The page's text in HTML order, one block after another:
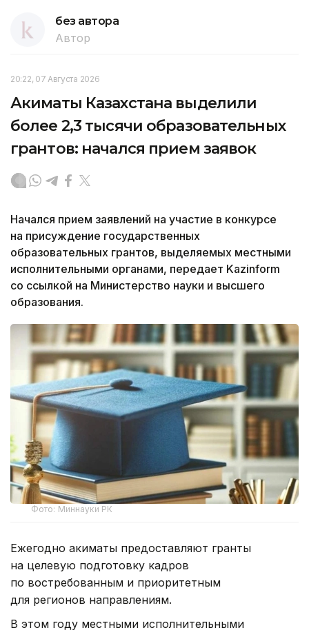
без автора
Автор
20:22, 07 Августа 2026
Акиматы Казахстана выделили
более 2,3 тысячи образовательных
грантов: начался прием заявок
Начался прием заявлений на участие в конкурсе
на присуждение государственных
образовательных грантов, выделяемых местными
исполнительными органами, передает Kazinform
со ссылкой на Министерство науки и высшего
образования.
Фото: Миннауки РК
Ежегодно акиматы предоставляют гранты
на целевую подготовку кадров
по востребованным и приоритетным
для регионов направлениям.
В этом году местными исполнительными